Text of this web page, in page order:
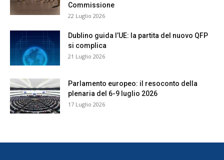
Commissione
22 Luglio 2026
Dublino guida l’UE: la partita del nuovo QFP
si complica
21 Luglio 2026
Parlamento europeo: il resoconto della
plenaria del 6-9 luglio 2026
17 Luglio 2026